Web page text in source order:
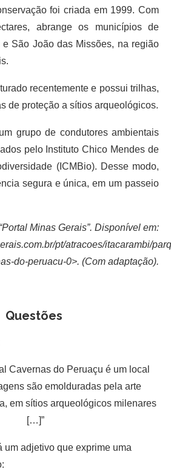
foi criada em 1999. Com
abrange os municípios de
e São João das Missões, na região
recentemente e possui trilhas,
de proteção a sítios arqueológicos.
grupo de condutores ambientais
pelo Instituto Chico Mendes de
(ICMBio). Desse modo,
segura e única, em um passeio
“Portal Minas Gerais”. Disponível em:
pt/atracoes/itacarambi/
do-peruacu-0>. (Com adaptação).
Questões
Cavernas do Peruaçu é um local
são emolduradas pela arte
em sítios arqueológicos milenares
[…]”
um adjetivo que exprime uma